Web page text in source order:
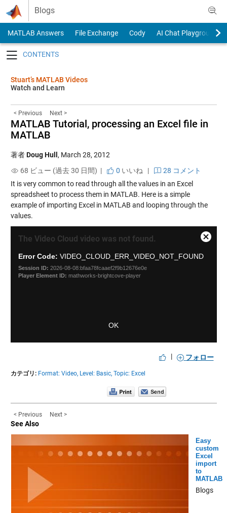
Skip to content
Blogs
MATLAB Answers File Exchange Cody
AI Chat Playground
Stuart’s MATLAB Videos
Watch and Learn
< Previous Next >
MATLAB Tutorial, processing an Excel file in
MATLAB
著者Doug Hull , March 28, 2012
68 ビュー (過去 30 日間) |
0 いいね |
28 コメント
It is very common to read through all the values in an Excel
spreadsheet to process them in MATLAB. Here is a simple
example of importing Excel in MATLAB and looping through the
values.
modal
window.
The Video Cloud video was not found.
Error Code: VIDEO_CLOUD_ERR_VIDEO_NOT_FOUND
Session ID: 2026-08-08:bfaa78fcaaef2f9b12676e0e
Player Element ID: mathworks-brightcove-player
OK
Close
| フォロー
カテゴリ: Format: Video, Level: Basic, Topic: Excel
< Previous Next >
See Also
Easy
custom
Excel
import
to
MATLAB
Blogs